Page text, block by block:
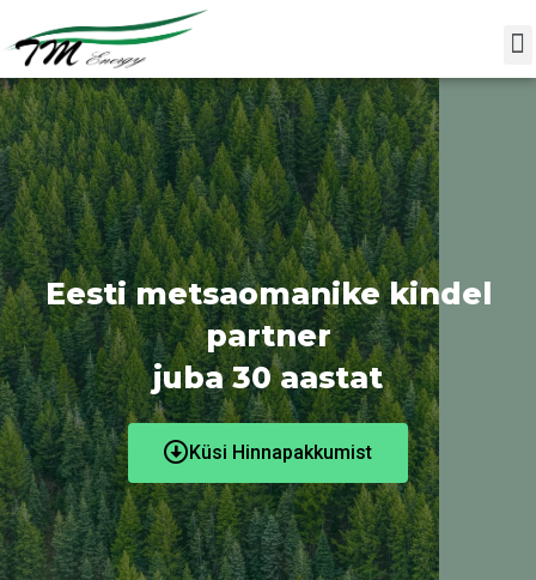
to
content
Eesti metsaomanike kindel
partner
juba 30 aastat
Küsi Hinnapakkumist